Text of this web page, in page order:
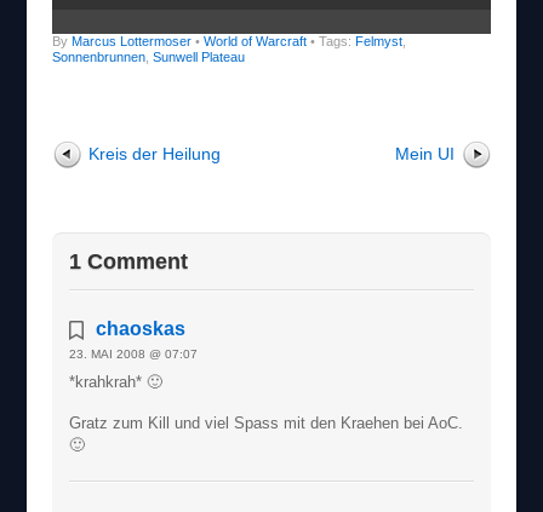
By Marcus Lottermoser• World of Warcraft • Tags: Felmyst,
Sonnenbrunnen, Sunwell Plateau
Kreis der Heilung Mein UI
1 Comment
chaoskas
23. MAI 2008 @ 07:07
*krahkrah* 🙂
Gratz zum Kill und viel Spass mit den Kraehen bei AoC.
🙂